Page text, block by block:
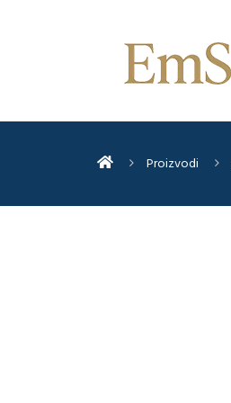
Proizvodi